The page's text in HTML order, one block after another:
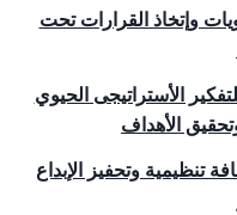
وإتخاذ القرارات تحت
الأستراتيجى الحيوي
الأهداف
تنظيمية وتحفيز الإبداع